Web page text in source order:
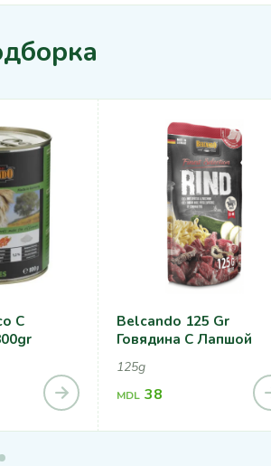
С
Belcando 125 Gr
Говядина С Лапшой
125g
MDL 38